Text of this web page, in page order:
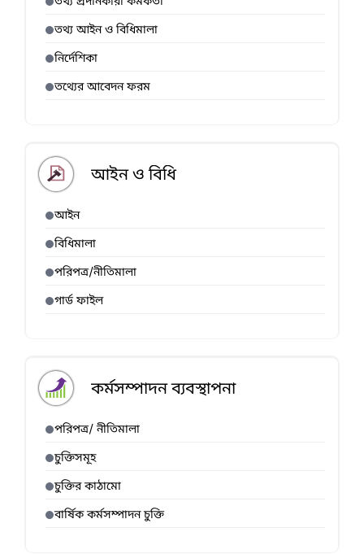
তথ্য আইন ও বিধিমালা
নির্দেশিকা
তথ্যের আবেদন ফরম
আইন ও বিধি
আইন
বিধিমালা
পরিপত্র/নীতিমালা
গার্ড ফাইল
কর্মসম্পাদন ব্যবস্থাপনা
পরিপত্র/ নীতিমালা
চুক্তিসমূহ
চুক্তির কাঠামো
বার্ষিক কর্মসম্পাদন চুক্তি